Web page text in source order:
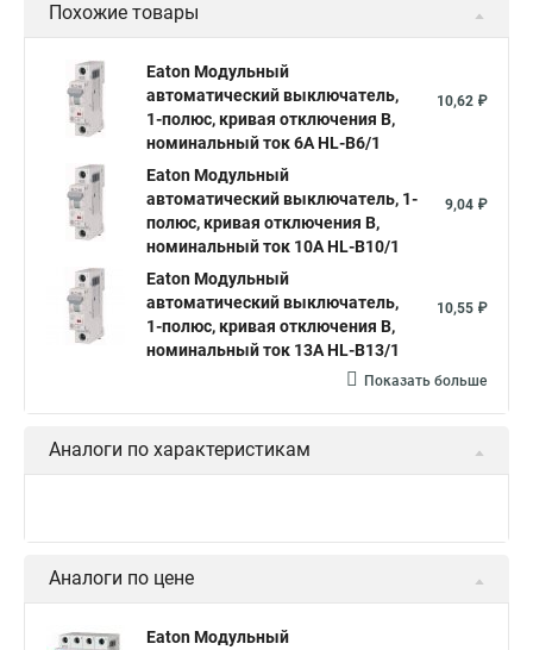
Похожие товары
Eaton Модульный
автоматический выключатель,
1-полюс, кривая отключения B,
номинальный ток 6А HL-B6/1
10,62 ₽
Eaton Модульный
автоматический выключатель, 1-
полюс, кривая отключения B,
номинальный ток 10А HL-B10/1
9,04 ₽
Eaton Модульный
автоматический выключатель,
1-полюс, кривая отключения B,
номинальный ток 13А HL-B13/1
10,55 ₽
Показать больше
Аналоги по характеристикам
Аналоги по цене
Eaton Модульный